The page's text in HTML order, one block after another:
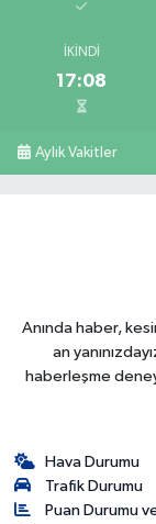
İKINDI
17:08
Aylık Vakitler
Anında haber,
an
haberleşme
Hava Durumu
Trafik Durumu
Puan Durumu